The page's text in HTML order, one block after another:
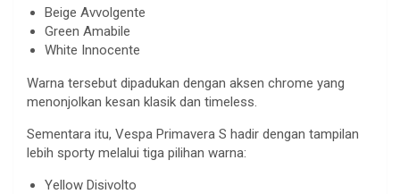
Beige Avvolgente
Green Amabile
White Innocente
Warna tersebut dipadukan dengan aksen chrome yang
menonjolkan kesan klasik dan timeless.
Sementara itu, Vespa Primavera S hadir dengan tampilan
lebih sporty melalui tiga pilihan warna:
Yellow Disivolto